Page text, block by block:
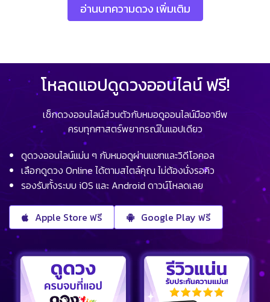
อ่านบทความดวง เพิ่มเติม
โหลดแอปดูดวงออนไลน์ ฟรี!
เช็กดวงออนไลน์ส่วนตัวกับหมอดูออนไลน์มืออาชีพ
ครบทุกศาสตร์พยากรณ์ในแอปเดียว
ดูดวงออนไลน์แม่น ๆ กับหมอดูผ่านแชทและวิดีโอคอล
เลือกดูดวง Online ได้ตามสไตล์คุณ ไม่ต้องนั่งรอคิว
รองรับทั้งระบบ iOS และ Android ดาวน์โหลดเลย
Apple Store ฟรี Google Play ฟรี